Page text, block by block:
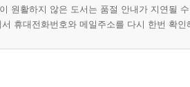
원활하지 않은 도서는 품절 안내가 지연될
휴대전화번호와 메일주소를 다시 한번 확인